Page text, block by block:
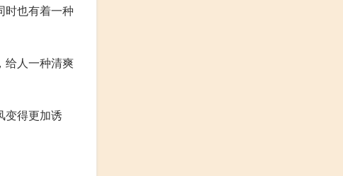
时也有着一种
给人一种清爽
变得更加诱